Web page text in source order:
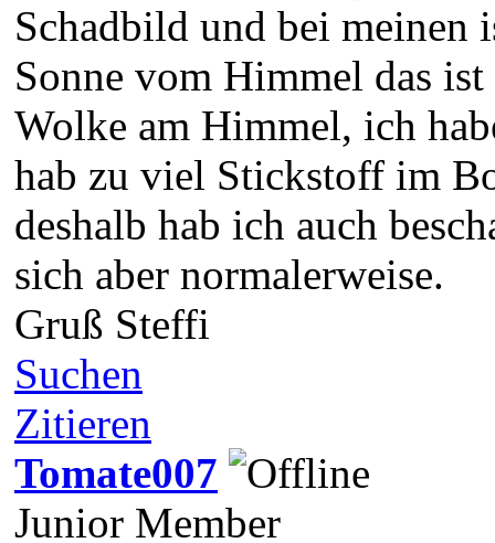
Schadbild und bei meinen
Sonne vom Himmel das
Wolke am Himmel, ich
hab zu viel Stickstoff im
deshalb hab ich auch
sich aber normalerweise.
Gruß Steffi
Suchen
Zitieren
Tomate007
Junior Member